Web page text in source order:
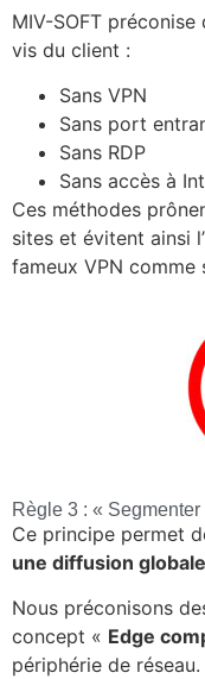
MIV-SOFT
vis du client :
Sans VPN
Sans port
Sans RDP
Sans accès à
Ces méthodes
sites et évitent ainsi
fameux VPN
Règle 3 : «
Ce principe permet
une diffusion
Nous préconisons
concept « Edge
périphérie de